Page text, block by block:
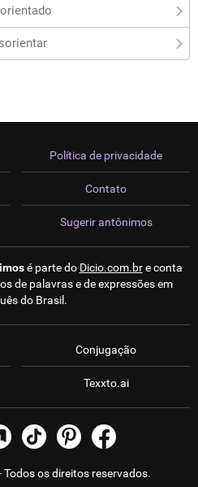
Política de privacidade
Contato
Sugerir antônimos
é parte do Dicio.com.bre conta
de palavras e de expressões em
do Brasil.
Conjugação
Texxto.ai
Todos os direitos reservados.